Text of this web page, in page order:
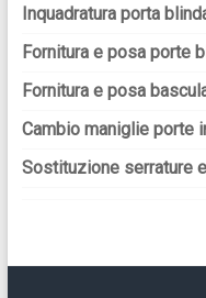
Inquadratura porta
Fornitura e posa porte
Fornitura e posa
Cambio maniglie porte
Sostituzione serrature